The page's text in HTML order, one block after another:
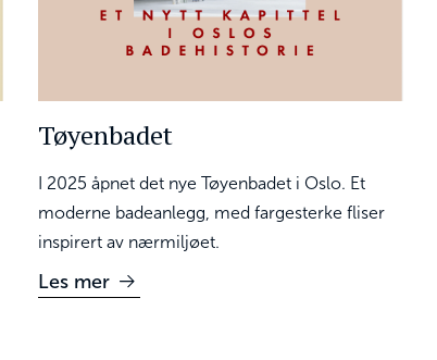
Tøyenbadet
I 2025 åpnet det nye Tøyenbadet i Oslo. Et
moderne badeanlegg, med fargesterke fliser
inspirert av nærmiljøet.
Les mer